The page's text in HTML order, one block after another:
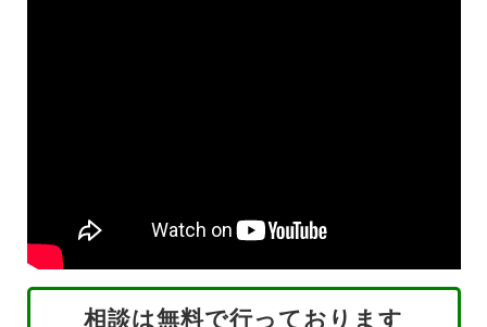
相談は無料で行っております